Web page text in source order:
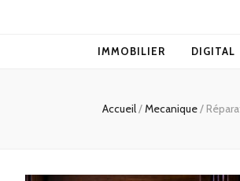
IMMOBILIER DIGITAL
Accueil/Mecanique/